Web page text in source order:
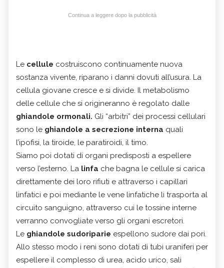
Continua a leggere dopo la pubblicità
Le cellule costruiscono continuamente nuova
sostanza vivente, riparano i danni dovuti all’usura. La
cellula giovane cresce e si divide. Il metabolismo
delle cellule che si origineranno è regolato dalle
ghiandole ormonali. Gli “arbitri” dei processi cellulari
sono le ghiandole a secrezione interna quali
l’ipofisi, la tiroide, le paratiroidi, il timo.
Siamo poi dotati di organi predisposti a espellere
verso l’esterno. La linfa che bagna le cellule si carica
direttamente dei loro rifiuti e attraverso i capillari
linfatici e poi mediante le vene linfatiche li trasporta al
circuito sanguigno, attraverso cui le tossine interne
verranno convogliate verso gli organi escretori.
Le ghiandole sudoriparie espellono sudore dai pori.
Allo stesso modo i reni sono dotati di tubi uraniferi per
espellere il complesso di urea, acido urico, sali